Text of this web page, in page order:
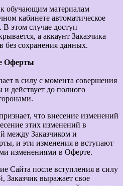
к обучающим материалам
кабинете автоматическое
этом случае доступ
а аккаунт Заказчика
без сохранения данных.
Оферты
в силу с момента совершения
действует до полного
что внесение изменений
этих изменений в
между Заказчиком и
и эти изменения в вступают
изменениями в Оферте.
Сайта после вступления в силу
Заказчик выражает свое